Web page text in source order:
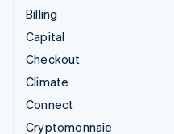
Billing
Capital
Checkout
Climate
Connect
Cryptomonnaie